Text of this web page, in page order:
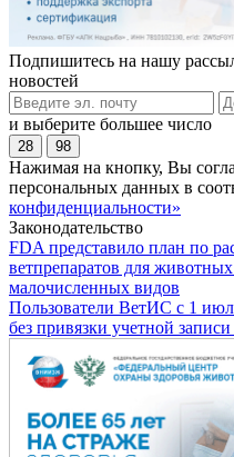
Подпишитесь на нашу
новостей
и выберите большее число
28 98
Нажимая на кнопку, Вы
персональных данных в
конфиденциальности»
Законодательство
FDA представило план по
ветпрепаратов для
малочисленных видов
Пользователи ВетИС с 1
без привязки учетной